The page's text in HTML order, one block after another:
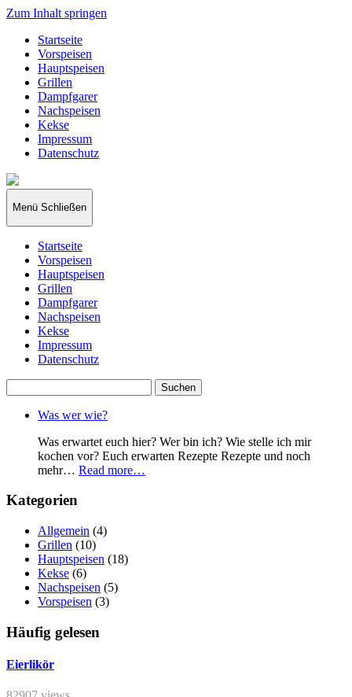
Zum Inhalt springen
Startseite
Vorspeisen
Hauptspeisen
Grillen
Dampfgarer
Nachspeisen
Kekse
Impressum
Datenschutz
papakocht
Menü Schließen
Startseite
Vorspeisen
Hauptspeisen
Grillen
Dampfgarer
Nachspeisen
Kekse
Impressum
Datenschutz
nach:
Was wer wie?
Was erwartet euch hier? Wer bin ich? Wie stelle ich mir
kochen vor? Euch erwarten Rezepte Rezepte und noch
mehr… Read more…
Kategorien
Allgemein (4)
Grillen (10)
Hauptspeisen (18)
Kekse (6)
Nachspeisen (5)
Vorspeisen (3)
Häufig gelesen
Eierlikör